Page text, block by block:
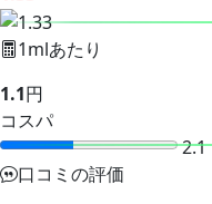
1mlあたり
1.1円
コスパ
2.1
口コミの評価